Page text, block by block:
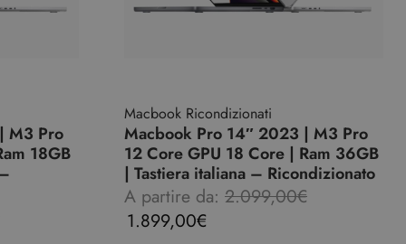
M3 Pro
18GB
Macbook Ricondizionati
Macbook Pro 14″ 2023 | M3 Pro
12 Core GPU 18 Core | Ram 36GB
| Tastiera italiana – Ricondizionato
A partire da: 2.099,00€
1.899,00€